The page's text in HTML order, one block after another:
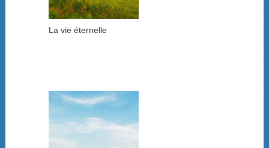
La vie éternelle